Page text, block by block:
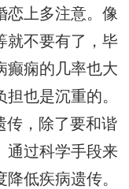
恋上多注意。像
就不要有了，毕
癫痫的几率也大
也是沉重的。
传，除了要和谐
通过科学手段来
低疾病遗传。